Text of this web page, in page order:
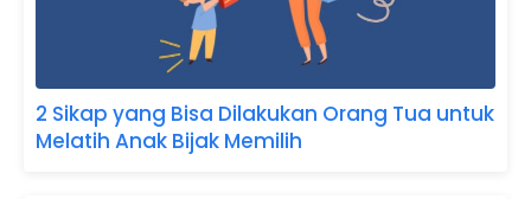
2 Sikap yang Bisa Dilakukan Orang Tua untuk
Melatih Anak Bijak Memilih